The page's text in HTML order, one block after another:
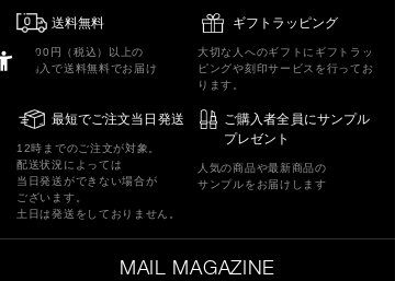
送料無料
5,500円（税込）以上の
ご購入で送料無料でお届け
ギフトラッピング
大切な人へのギフトにギフトラッ
ピングや刻印サービスを行ってお
ります。
最短でご注文当日発送
12時までのご注文が対象。
配送状況によっては
当日発送ができない場合が
ございます。
土日は発送をしておりません。
ご購入者全員にサンプル
プレゼント
人気の商品や最新商品の
サンプルをお届けします
MAIL MAGAZINE